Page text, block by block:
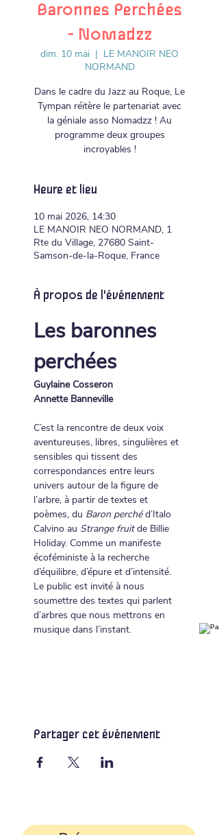
Baronnes Perchées
- Nomadzz
dim. 10 mai
  |
LE MANOIR NEO
NORMAND
Dans le cadre du Jazz au Roque, Le
Tympan réitère le partenariat avec
la géniale asso Nomadzz ! Au
programme deux groupes
incroyables !
Heure et lieu
10 mai 2026, 14:30
LE MANOIR NEO NORMAND, 1
Rte du Village, 27680 Saint-
Samson-de-la-Roque, France
À propos de l'événement
Les baronnes
perchées
Guylaine Cosseron
Annette Banneville
C’est la rencontre de deux voix
aventureuses, libres, singulières et
sensibles qui tissent des
correspondances entre leurs
univers autour de la figure de
l’arbre, à partir de textes et
poèmes, du Baron perché d’Italo
Calvino au Strange fruit de Billie
Holiday. Comme un manifeste
écoféministe à la recherche
d’équilibre, d’épure et d’intensité.
Le public est invité à nous
soumettre des textes qui parlent
d’arbres que nous mettrons en
musique dans l’instant.
Partager cet événement